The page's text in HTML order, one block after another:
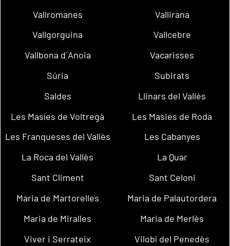
Vallromanes
Vallirana
Vallgorguina
Vallcebre
Vallbona d´Anoia
Vacarisses
Súria
Subirats
Saldes
Llinars del Vallès
Les Masíes de Voltregà
Les Masies de Roda
Les Franqueses del Vallès
Les Cabanyes
La Roca del Vallès
La Quar
Sant Climent
Sant Celoni
Maria de Martorelles
Maria de Palautordera
Maria de Miralles
Maria de Merlès
Viver i Serrateix
Vilobí del Penedès